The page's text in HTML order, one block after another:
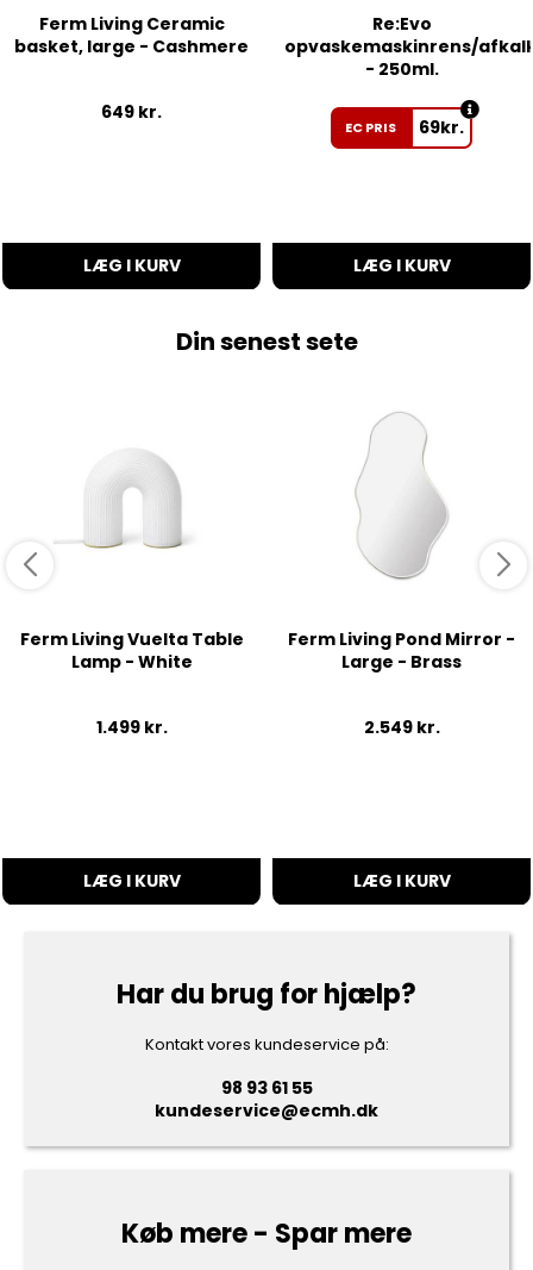
Ferm Living Ceramic
basket, large - Cashmere
649 kr.
LÆG I KURV
Re:Evo
opvaskemaskinrens/
- 250ml.
EC PRIS 69kr.
LÆG I KURV
Din senest sete
Ferm Living Vuelta Table
Lamp - White
1.499 kr.
LÆG I KURV
Ferm Living Pond Mirror -
Large - Brass
2.549 kr.
LÆG I KURV
Har du brug for hjælp?
Kontakt vores kundeservice på:
98 93 61 55
kundeservice@ecmh.dk
Køb mere - Spar mere